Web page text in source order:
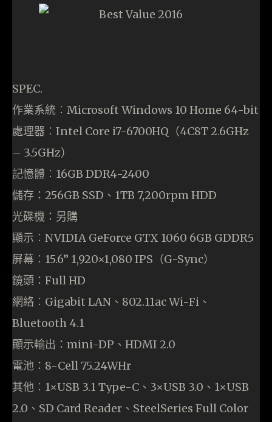
SPEC.
作業系統︰Microsoft Windows 10 Home 64-bit
處理器︰Intel Core i7-6700HQ（4C8T 2.6GHz
– 3.5GHz）
記憶體︰16GB DDR4-2400
儲存：256GB SSD、1TB 7,200rpm HDD
光碟機：另購
顯示︰NVIDIA GeForce GTX 1060 6GB GDDR5
屏幕︰15.6” 1,920×1,080 IPS（G-Sync）
鏡頭：Full HD
網絡︰Gigabit LAN、802.11ac Wi-Fi、
Bluetooth 4.1
顯示輸出：mini-DP、HDMI 2.0
電池：8-Cell 75.24WHr
其他︰1×USB 3.1 Type-C、3×USB 3.0、1×USB
2.0、SD Card Reader、SteelSeries Full Color